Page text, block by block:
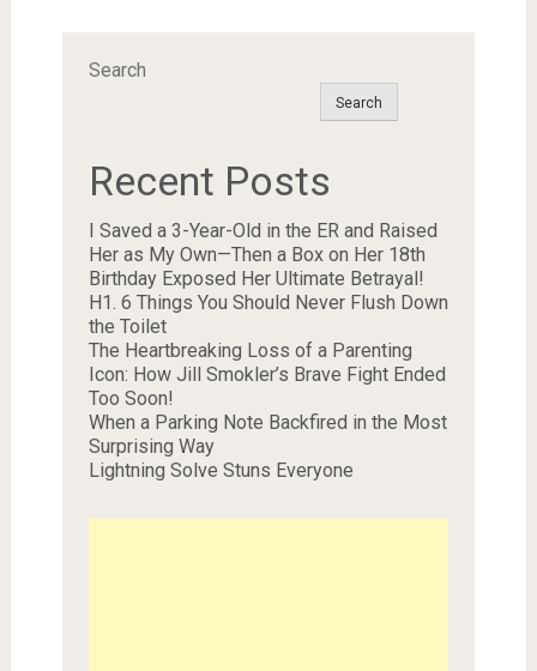
Search
Search
Recent Posts
I Saved a 3-Year-Old in the ER and Raised
Her as My Own—Then a Box on Her 18th
Birthday Exposed Her Ultimate Betrayal!
H1. 6 Things You Should Never Flush Down
the Toilet
The Heartbreaking Loss of a Parenting
Icon: How Jill Smokler’s Brave Fight Ended
Too Soon!
When a Parking Note Backfired in the Most
Surprising Way
Lightning Solve Stuns Everyone